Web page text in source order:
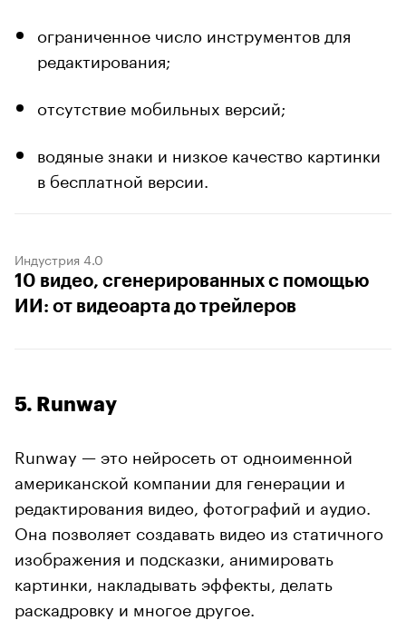
ограниченное число инструментов для
редактирования;
отсутствие мобильных версий;
водяные знаки и низкое качество картинки
в бесплатной версии.
Индустрия 4.0
10 видео, сгенерированных с помощью
ИИ: от видеоарта до трейлеров
5. Runway
Runway — это нейросеть от одноименной
американской компании для генерации и
редактирования видео, фотографий и аудио.
Она позволяет создавать видео из статичного
изображения и подсказки, анимировать
картинки, накладывать эффекты, делать
раскадровку и многое другое.